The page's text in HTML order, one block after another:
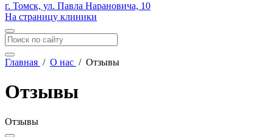
г. Томск, ул. Павла Нарановича, 10
На страницу клиники
Главная / О нас / Отзывы
Отзывы
Отзывы